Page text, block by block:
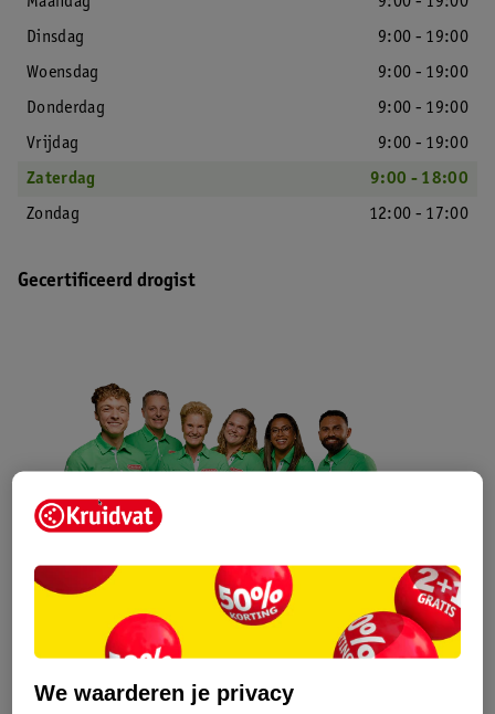
Dinsdag
9:00 - 19:00
Woensdag
9:00 - 19:00
Donderdag
9:00 - 19:00
Vrijdag
9:00 - 19:00
Zaterdag
9:00 - 18:00
Zondag
12:00 - 17:00
Gecertificeerd drogist
Kruidvat is een erkend specialist in
gezondheidsvraag ook is, stel hem aan
We waarderen je privacy